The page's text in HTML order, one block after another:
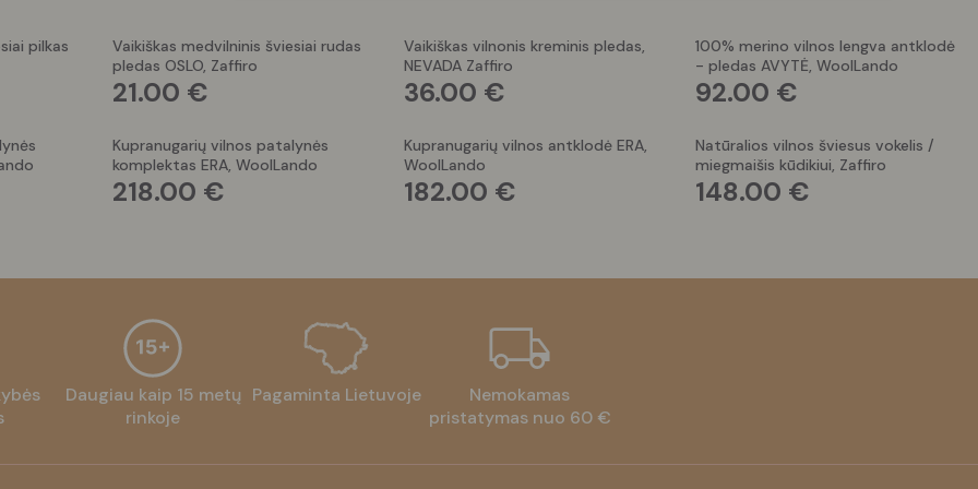
pilkas
Vaikiškas medvilninis šviesiai rudas
pledas OSLO, Zaffiro
21.00 €
Vaikiškas vilnonis kreminis pledas,
NEVADA Zaffiro
36.00 €
100% merino vilnos lengva antklodė
- pledas AVYTĖ, WoolLando
92.00 €
Kupranugarių vilnos patalynės
komplektas ERA, WoolLando
218.00 €
Kupranugarių vilnos antklodė ERA,
WoolLando
182.00 €
Natūralios vilnos šviesus vokelis /
miegmaišis kūdikiui, Zaffiro
148.00 €
Daugiau kaip 15 metų
rinkoje
Pagaminta Lietuvoje
Nemokamas
pristatymas nuo 60 €